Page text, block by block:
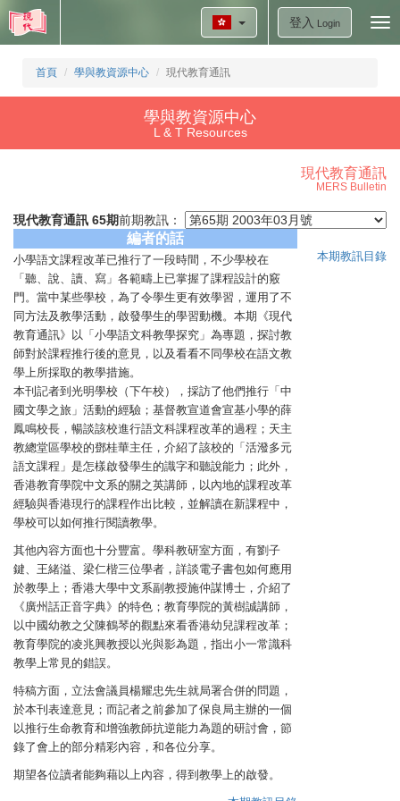
登入 Login
首頁 學與教資源中心 現代教育通訊
學與教資源中心
L & T Resources
現代教育通訊
MERS Bulletin
現代教育通訊 65期前期教訊：
編者的話
小學語文課程改革已推行了一段時間，不少學校在
「聽、說、讀、寫」各範疇上已掌握了課程設計的竅
門。當中某些學校，為了令學生更有效學習，運用了不
同方法及教學活動，啟發學生的學習動機。本期《現代
教育通訊》以「小學語文科教學探究」為專題，探討教
師對於課程推行後的意見，以及看看不同學校在語文教
學上所採取的教學措施。
本刊記者到光明學校（下午校），採訪了他們推行「中
國文學之旅」活動的經驗；基督教宣道會宣基小學的薛
鳳鳴校長，暢談該校進行語文科課程改革的過程；天主
教總堂區學校的鄧桂華主任，介紹了該校的「活潑多元
語文課程」是怎樣啟發學生的識字和聽說能力；此外，
香港教育學院中文系的關之英講師，以內地的課程改革
經驗與香港現行的課程作出比較，並解讀在新課程中，
學校可以如何推行閱讀教學。
其他內容方面也十分豐富。學科教研室方面，有劉子
鍵、王緒溢、梁仁楷三位學者，詳談電子書包如何應用
於教學上；香港大學中文系副教授施仲謀博士，介紹了
《廣州話正音字典》的特色；教育學院的黃樹誠講師，
以中國幼教之父陳鶴琴的觀點來看香港幼兒課程改革；
教育學院的凌兆興教授以光與影為題，指出小一常識科
教學上常見的錯誤。
特稿方面，立法會議員楊耀忠先生就局署合併的問題，
於本刊表達意見；而記者之前參加了保良局主辦的一個
以推行生命教育和增強教師抗逆能力為題的研討會，節
錄了會上的部分精彩內容，和各位分享。
期望各位讀者能夠藉以上內容，得到教學上的啟發。
本期教訊目錄